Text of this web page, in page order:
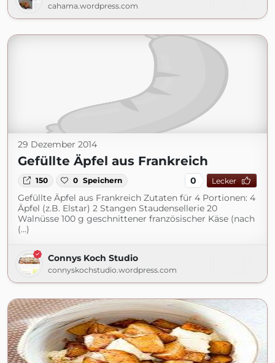
cahama.wordpress.com
29 Dezember 2014
Gefüllte Äpfel aus Frankreich
150 0 Speichern 0 Lecker
Gefüllte Äpfel aus Frankreich Zutaten für 4 Portionen: 4
Äpfel (z.B. Elstar) 2 Stangen Staudensellerie 20
Walnüsse 100 g geschnittener französischer Käse (nach
(...)
Connys Koch Studio
connyskochstudio.wordpress.com